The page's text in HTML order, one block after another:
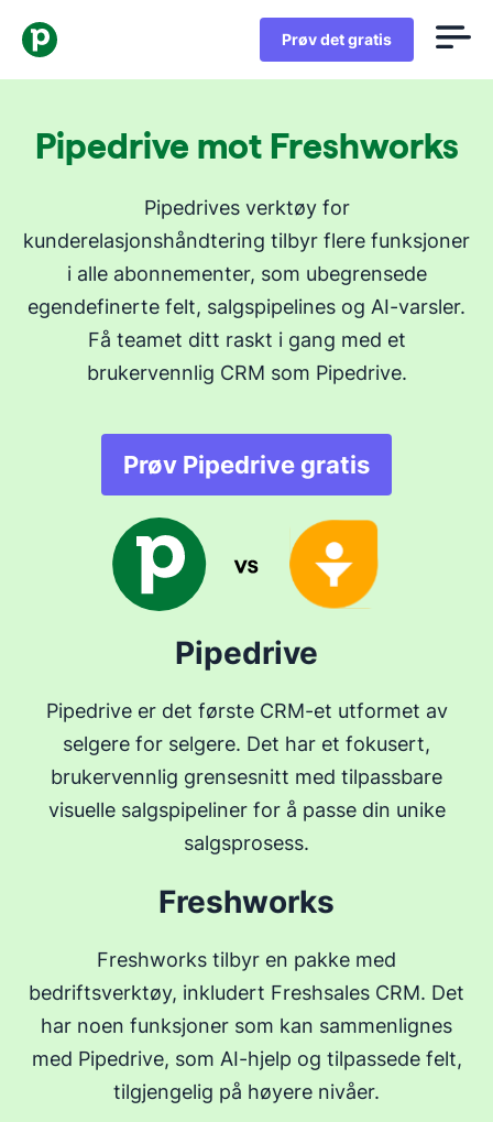
Prøv det gratis
Pipedrive mot Freshworks
Pipedrives verktøy for
kunderelasjonshåndtering tilbyr flere funksjoner
i alle abonnementer, som ubegrensede
egendefinerte felt, salgspipelines og AI-varsler.
Få teamet ditt raskt i gang med et
brukervennlig CRM som Pipedrive.
Prøv Pipedrive gratis
Pipedrive
Pipedrive er det første CRM-et utformet av
selgere for selgere. Det har et fokusert,
brukervennlig grensesnitt med tilpassbare
visuelle salgspipeliner for å passe din unike
salgsprosess.
Freshworks
Freshworks tilbyr en pakke med
bedriftsverktøy, inkludert Freshsales CRM. Det
har noen funksjoner som kan sammenlignes
med Pipedrive, som AI-hjelp og tilpassede felt,
tilgjengelig på høyere nivåer.